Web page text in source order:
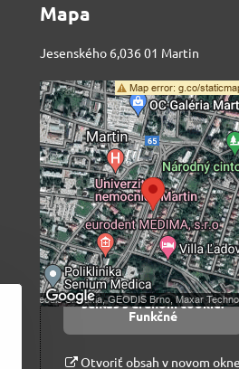
Mapa
Jesenského 6,036 01 Martin
Externý obsah je
blokovaný Voľbami
súkromia
Prajete si načítať externý
Povoliť tentokrát
Povoliť a zapamätať -
súhlas s druhom cookie:
Funkčné
Otvoriť obsah v novom okne